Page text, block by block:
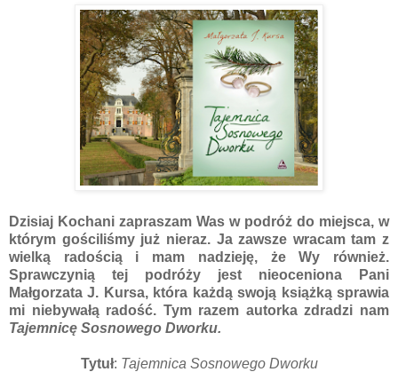
Dzisiaj Kochani zapraszam Was w podróż do miejsca, w
którym gościliśmy już nieraz. Ja zawsze wracam tam z
wielką radością i mam nadzieję, że Wy również.
Sprawczynią tej podróży jest nieoceniona Pani
Małgorzata J. Kursa, która każdą swoją książką sprawia
mi niebywałą radość. Tym razem autorka zdradzi nam
Tajemnicę Sosnowego Dworku.
Tytuł: Tajemnica Sosnowego Dworku